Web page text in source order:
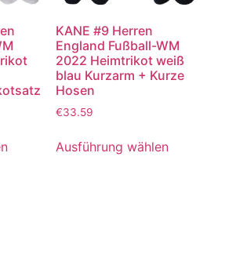
KANE #9 Herren
England Fußball-WM
2022 Heimtrikot weiß
blau Kurzarm + Kurze
Hosen
€33.59
Ausführung wählen